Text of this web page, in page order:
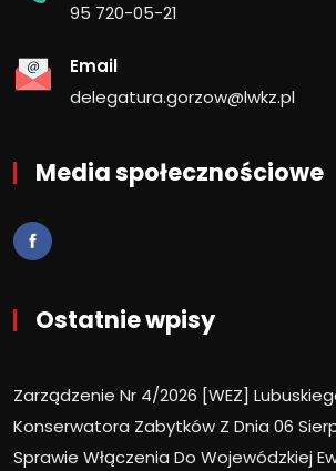
95 720-05-21
Email
delegatura.gorzow@lwkz.pl
Media społecznościowe
Ostatnie wpisy
Zarządzenie Nr 4/2026 [WEZ]
Konserwatora Zabytków Z Dnia 06
Sprawie Włączenia Do Wojewódzkiej